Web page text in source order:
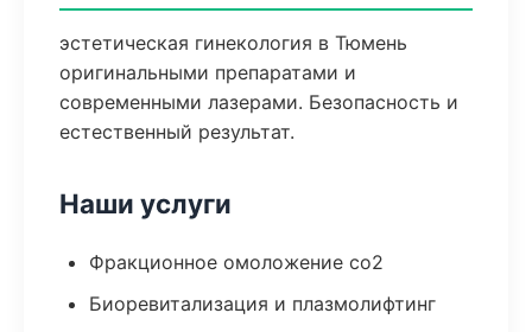
эстетическая гинекология в Тюмень
оригинальными препаратами и
современными лазерами. Безопасность и
естественный результат.
Наши услуги
Фракционное омоложение co2
Биоревитализация и плазмолифтинг